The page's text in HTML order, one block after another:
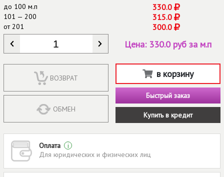
до 100 м.п 330.0
101 — 200 315.0
от201 300.0
КОЛИЧЕСТВО
ВОЗВРАТ
ОБМЕН
Цена: 330.0 руб за м.п
в корзину
Быстрый заказ
Купить в кредит
Оплата
i
Для юридических и физических лиц